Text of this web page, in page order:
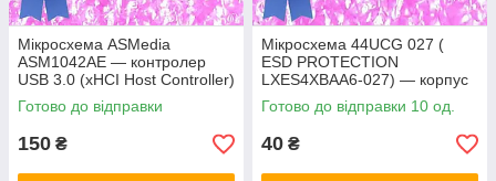
Мікросхема ASMedia
ASM1042AE — контролер
USB 3.0 (xHCI Host Controller)
Готово до відправки
150 ₴
Мікросхема 44UCG 027 (
ESD PROTECTION
LXES4XBAA6-027) — корпус
msop8
Готово до відправки 10 од.
40 ₴